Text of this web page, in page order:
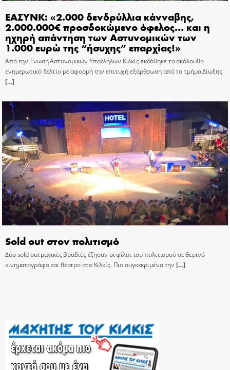
ΕΑΣΥΝΚ: «2.000 δενδρύλλια κάνναβης,
2.000.000€ προσδοκώμενο όφελος… και η
ηχηρή απάντηση των Αστυνομικών των
1.000 ευρώ της “ήσυχης” επαρχίας!»
Από την Ένωση Αστυνομικών Υπαλλήλων Κιλκίς εκδόθηκε το ακόλουθο
ενημερωτικό δελτίο με αφορμή την επιτυχή εξάρθρωση από το τμήμα Δίωξης
[…]
Sold out στον πολιτισμό
Δύο sold out μαγικές βραδιές έζησαν οι φίλοι του πολιτισμού σε θερινό
κινηματογράφο και θέατρο στο Κιλκίς. Πιο συγκεκριμένα την […]